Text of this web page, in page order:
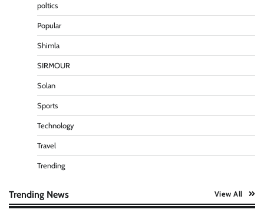
poltics
Popular
Shimla
SIRMOUR
Solan
Sports
Technology
Travel
Trending
Trending News View All
स्कूल के पार्थ ने। पढे पूरी रपट।
Pitamahnews May 14, 2026 0
पीएनएन ब्रेकिंग — फर्जी वोटो के आधार हो रहे पांवटा में निकाय
की भरमार।